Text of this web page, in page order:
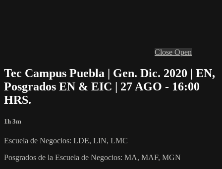
Close Open
Tec Campus Puebla | Gen. Dic. 2020 | EN,
Posgrados EN & EIC | 27 AGO - 16:00
HRS.
1h 3m
Escuela de Negocios: LDE, LIN, LMC
Posgrados de la Escuela de Negocios: MA, MAF, MGN